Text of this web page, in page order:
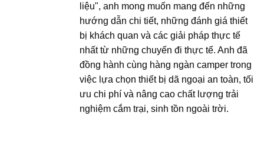
liệu", anh mong muốn mang đến những
hướng dẫn chi tiết, những đánh giá thiết
bị khách quan và các giải pháp thực tế
nhất từ những chuyến đi thực tế. Anh đã
đồng hành cùng hàng ngàn camper trong
việc lựa chọn thiết bị dã ngoại an toàn, tối
ưu chi phí và nâng cao chất lượng trải
nghiệm cắm trại, sinh tồn ngoài trời.